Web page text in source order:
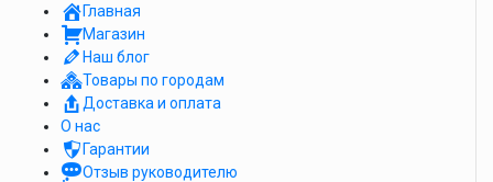
Главная
Магазин
Наш блог
Товары по городам
Доставка и оплата
О нас
Гарантии
Отзыв руководителю